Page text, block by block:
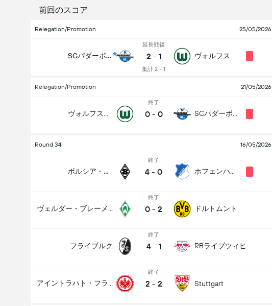
前回のスコア
Relegation/Promotion 25/05/2026
SCパダーボルン07
延長戦後
2 - 1
集計 2 - 1
Relegation/Promotion 21/05/2026
終了
0 - 0
Round 34 16/05/2026
ボルシア・メンヒェングラートバッハ
終了
4 - 0
終了
0 - 2 ドルトムント
フライブルク
終了
4 - 1 RBライプツィヒ
終了
2 - 2 Stuttgart